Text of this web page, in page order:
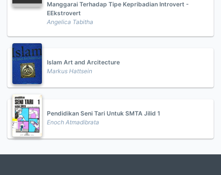
Manggarai Terhadap Tipe Kepribadian Introvert -
EEkstrovert
Angelica Tabitha
Islam Art and Arcitecture
Markus Hattsein
Pendidikan Seni Tari Untuk SMTA Jilid 1
Enoch Atmadibrata